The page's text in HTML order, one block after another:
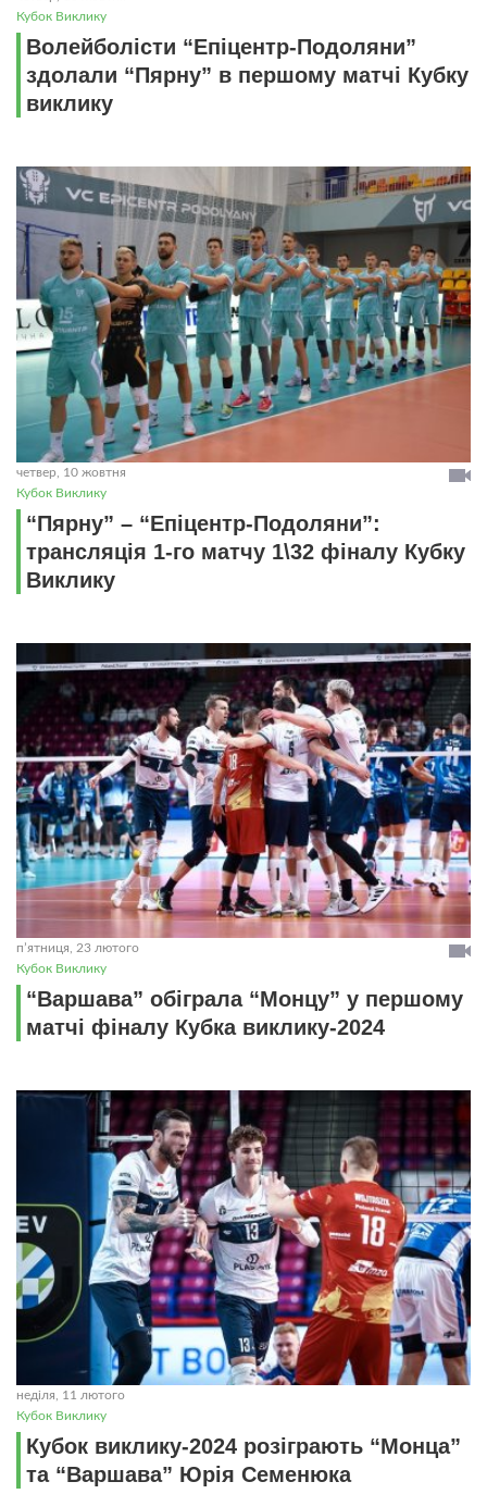
Кубок Виклику
Волейболісти “Епіцентр-Подоляни”
здолали “Пярну” в першому матчі Кубку
виклику
четвер, 10 жовтня
Кубок Виклику
“Пярну” – “Епіцентр-Подоляни”:
трансляція 1-го матчу 1\32 фіналу Кубку
Виклику
пʼятниця, 23 лютого
Кубок Виклику
“Варшава” обіграла “Монцу” у першому
матчі фіналу Кубка виклику-2024
неділя, 11 лютого
Кубок Виклику
Кубок виклику-2024 розіграють “Монца”
та “Варшава” Юрія Семенюка